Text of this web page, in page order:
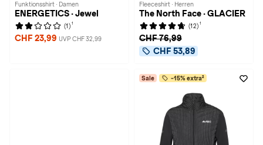
Funktionsshirt · Damen
ENERGETICS · Jewel
(1) 1
CHF 23,99 UVP CHF 32,99
Fleeceshirt · Herren
The North Face · GLACIER
(12) 1
CHF 76,99
CHF 53,89
Sale -15% extra²